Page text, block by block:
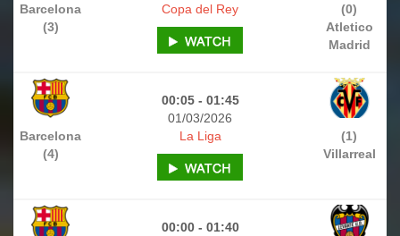
Barcelona
(3)
(0)
Atletico
Madrid
Copa del Rey
00:05 - 01:45
01/03/2026
Barcelona
(4)
(1)
Villarreal
La Liga
00:00 - 01:40